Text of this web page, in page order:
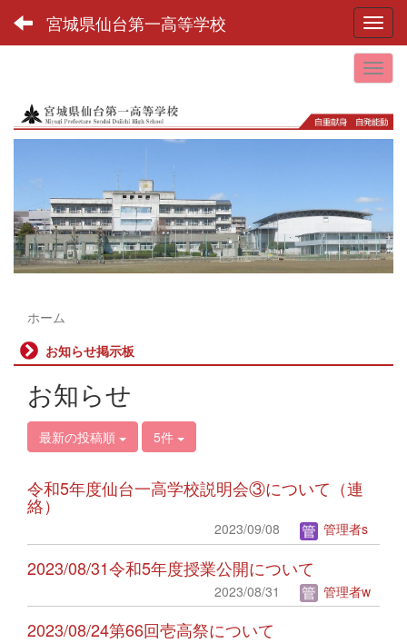
宮城県仙台第一高等学校
ホーム
お知らせ掲示板
お知らせ
最新の投稿順 5件
令和5年度仙台一高学校説明会③について（連
絡）
2023/09/08 管理者s
2023/08/31令和5年度授業公開について
2023/08/31 管理者w
2023/08/24第66回壱高祭について